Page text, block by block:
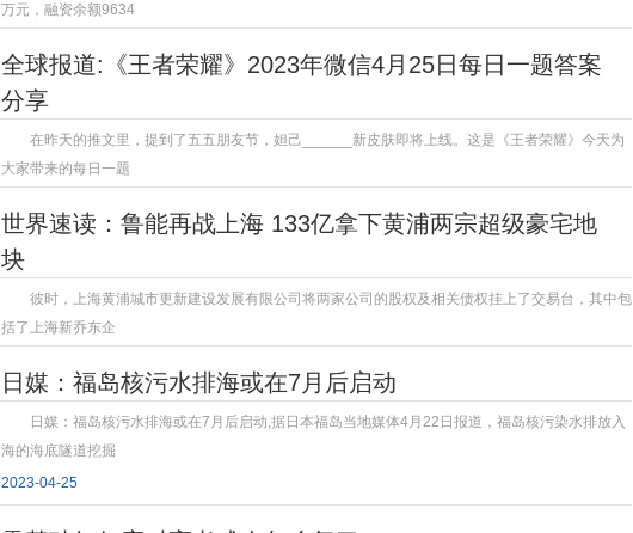
万元，融资余额9634
全球报道:《王者荣耀》2023年微信4月25日每日一题答案
分享
在昨天的推文里，提到了五五朋友节，妲己______新皮肤即将上线。这是《王者荣耀》今天为
大家带来的每日一题
世界速读：鲁能再战上海 133亿拿下黄浦两宗超级豪宅地
块
彼时，上海黄浦城市更新建设发展有限公司将两家公司的股权及相关债权挂上了交易台，其中包
括了上海新乔东企
日媒：福岛核污水排海或在7月后启动
日媒：福岛核污水排海或在7月后启动,据日本福岛当地媒体4月22日报道，福岛核污染水排放入
海的海底隧道挖掘
2023-04-25